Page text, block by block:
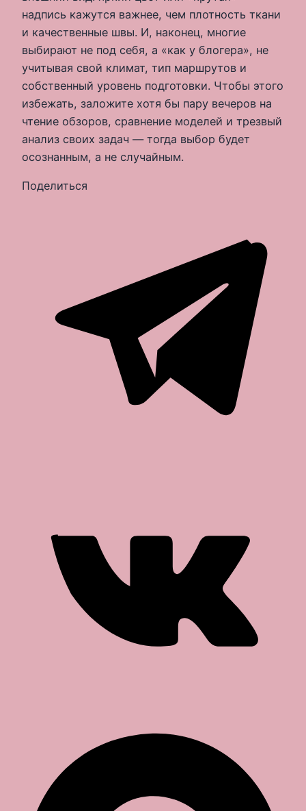
надпись кажутся важнее, чем плотность ткани
и качественные швы. И, наконец, многие
выбирают не под себя, а «как у блогера», не
учитывая свой климат, тип маршрутов и
собственный уровень подготовки. Чтобы этого
избежать, заложите хотя бы пару вечеров на
чтение обзоров, сравнение моделей и трезвый
анализ своих задач — тогда выбор будет
осознанным, а не случайным.
Поделиться